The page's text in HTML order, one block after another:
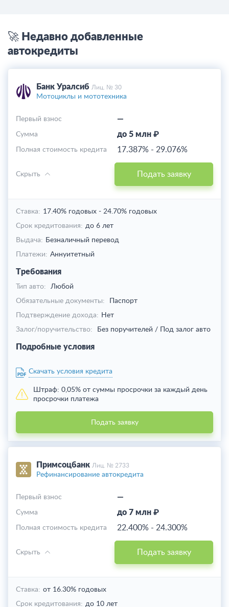
🚀 Недавно добавленные
автокредиты
Банк Уралсиб Лиц. № 30
Мотоциклы и мототехника
—
Первый взнос
до 5 млн ₽
Cумма
17.387% - 29.076%
Полная стоимость кредита
Подать заявку
Скрыть
Ставка: 17.40% годовых - 24.70% годовых
Срок кредитования: до 6 лет
Выдача: Безналичный перевод
Платежи: Аннуитетный
Требования
Тип авто:
Любой
Обязательные документы:
Паспорт
Подтверждение дохода: Нет
Залог/поручительство:
Без поручителей / Под залог авто
Подробные условия
Скачать условия кредита
Штраф: 0,05% от суммы просрочки за каждый день
просрочки платежа
Подать заявку
Примсоцбанк Лиц. № 2733
Рефинансирование автокредита
—
Первый взнос
до 7 млн ₽
Cумма
22.400% - 24.300%
Полная стоимость кредита
Подать заявку
Скрыть
Ставка: от 16.30% годовых
Срок кредитования: до 10 лет